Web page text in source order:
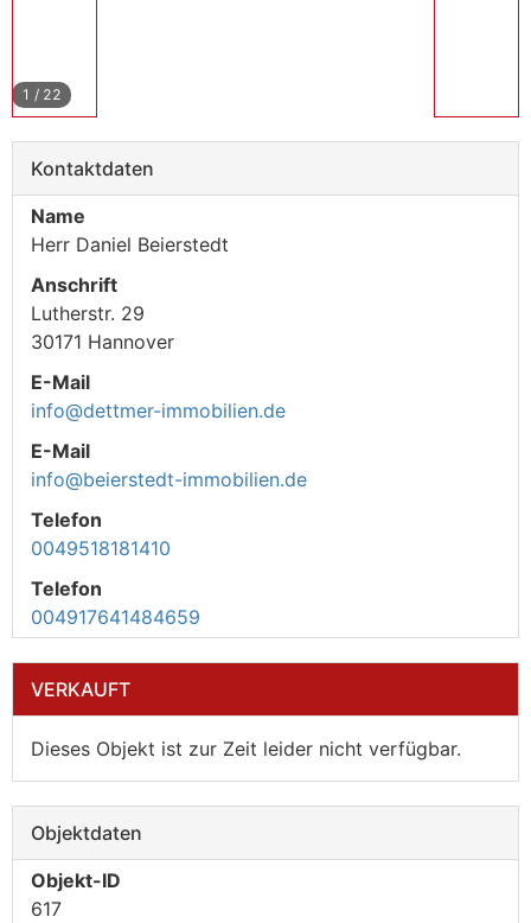
1 / 22
Kontaktdaten
Name
Herr Daniel Beierstedt
Anschrift
Lutherstr. 29
30171 Hannover
E-Mail
info@dettmer-immobilien.de
E-Mail
info@beierstedt-immobilien.de
Telefon
0049518181410
Telefon
004917641484659
VERKAUFT
Dieses Objekt ist zur Zeit leider nicht verfügbar.
Objektdaten
Objekt-ID
617